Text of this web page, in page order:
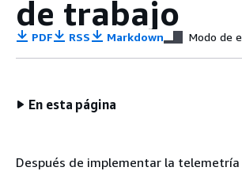
de trabajo
PDF RSS Markdown Modo de
En esta página
Después de implementar la telemetría